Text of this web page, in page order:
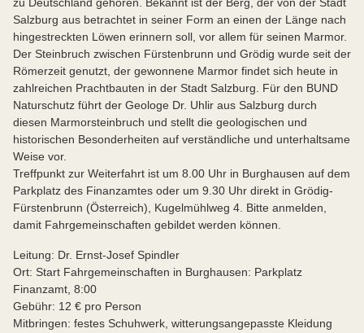
Salzburg aus betrachtet in seiner Form an einen der Länge nach
hingestreckten Löwen erinnern soll, vor allem für seinen Marmor.
Der Steinbruch zwischen Fürstenbrunn und Grödig wurde seit der
Römerzeit genutzt, der gewonnene Marmor findet sich heute in
zahlreichen Prachtbauten in der Stadt Salzburg. Für den BUND
Naturschutz führt der Geologe Dr. Uhlir aus Salzburg durch
diesen Marmorsteinbruch und stellt die geologischen und
historischen Besonderheiten auf verständliche und unterhaltsame
Weise vor.
Treffpunkt zur Weiterfahrt ist um 8.00 Uhr in Burghausen auf dem
Parkplatz des Finanzamtes oder um 9.30 Uhr direkt in Grödig-
Fürstenbrunn (Österreich), Kugelmühlweg 4. Bitte anmelden,
damit Fahrgemeinschaften gebildet werden können.
Leitung: Dr. Ernst-Josef Spindler
Ort: Start Fahrgemeinschaften in Burghausen: Parkplatz
Finanzamt, 8:00
Gebühr: 12 € pro Person
Mitbringen: festes Schuhwerk, witterungsangepasste Kleidung